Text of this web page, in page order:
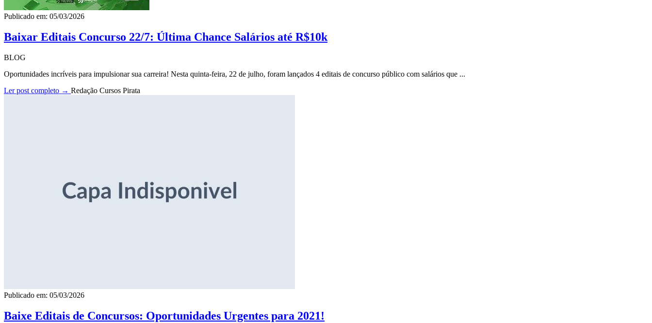
Publicado em: 05/03/2026
Baixar Editais Concurso 22/7: Última Chance Salários até R$10k
BLOG
Oportunidades incríveis para impulsionar sua carreira! Nesta quinta-feira, 22 de julho, foram lançados 4 editais de concurso público com salários que ...
Ler post completo → Redação Cursos Pirata
Publicado em: 05/03/2026
Baixe Editais de Concursos: Oportunidades Urgentes para 2021!